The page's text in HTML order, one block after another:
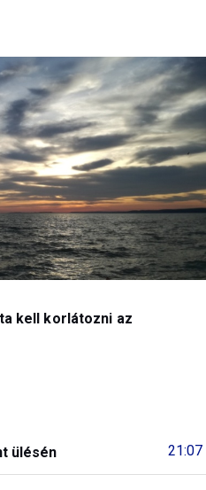
kell korlátozni az
21:07
ülésén